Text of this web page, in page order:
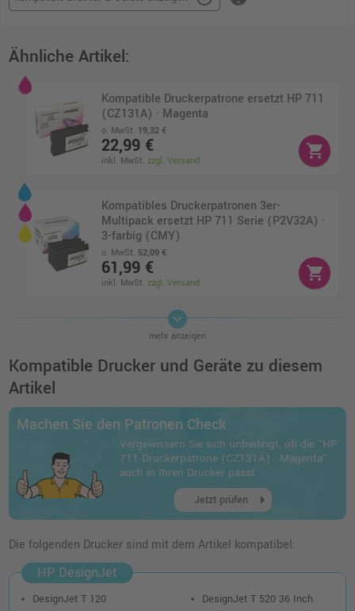
Ähnliche Artikel:
Kompatible Druckerpatrone ersetzt HP 711
(CZ131A) · Magenta
o. MwSt. 19,32 €
22,99 €
inkl. MwSt.zzgl. Versand
shopping_cart
Kompatibles Druckerpatronen 3er-
Multipack ersetzt HP 711 Serie (P2V32A) ·
3-farbig (CMY)
o. MwSt. 52,09 €
61,99 €
inkl. MwSt.zzgl. Versand
shopping_cart
4 Kompatible Tinten ersetzt HP 711
Multipack KCMY
o. MwSt.
112,99 €
(CZ136A) · Gelb
o. MwSt.68,90 €
81,99 €
inkl. MwSt. zzgl. Versand
Kompatible Druckerpatrone ersetzt HP 711
o. MwSt.26,88 €
31,99 €
inkl. MwSt. zzgl. Versand
shopping_cart
keyboard_arrow_down
mehr anzeigen
Kompatible Drucker und Geräte zu diesem
Artikel
Machen Sie den Patronen Check
Vergewissern Sie sich unbedingt, ob die "HP
711 Druckerpatrone (CZ131A) · Magenta"
auch in Ihren Drucker passt.
Jetzt prüfen arrow_right
Die folgenden Drucker sind mit dem Artikel kompatibel:
HP DesignJet
DesignJet T 120
DesignJet T 520 36 Inch